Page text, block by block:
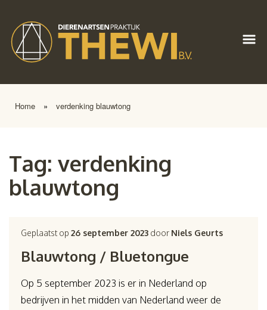
Home » verdenking blauwtong
Tag: verdenking
blauwtong
Geplaatst op26 september 2023 door Niels Geurts
Blauwtong / Bluetongue
Op 5 september 2023 is er in Nederland op
bedrijven in het midden van Nederland weer de